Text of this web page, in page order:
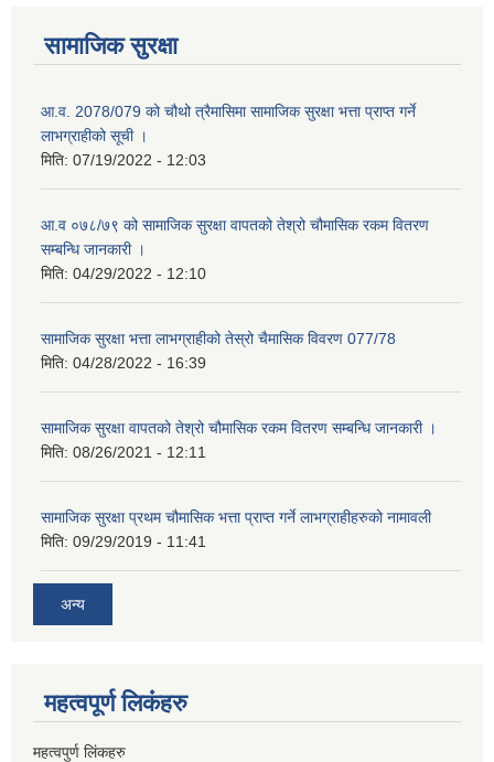
सामाजिक सुरक्षा
आ.व. 2078/079 को चौथो त्रैमासिमा सामाजिक सुरक्षा भत्ता प्राप्त गर्ने
लाभग्राहीको सूची ।
मिति: 07/19/2022 - 12:03
आ.व ०७८/७९ को सामाजिक सुरक्षा वापतको तेश्रो चौमासिक रकम वितरण
सम्बन्धि जानकारी ।
मिति: 04/29/2022 - 12:10
सामाजिक सुरक्षा भत्ता लाभग्राहीको तेस्रो चैमासिक विवरण 077/78
मिति: 04/28/2022 - 16:39
सामाजिक सुरक्षा वापतको तेश्रो चौमासिक रकम वितरण सम्बन्धि जानकारी ।
मिति: 08/26/2021 - 12:11
सामाजिक सुरक्षा प्रथम चौमासिक भत्ता प्राप्त गर्ने लाभग्राहीहरुको नामावली
मिति: 09/29/2019 - 11:41
अन्य
महत्वपूर्ण लि‌कंंहरु
महत्वपुर्ण लिंकहरु